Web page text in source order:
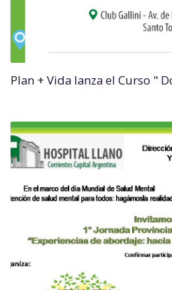
Plan + Vida lanza el Curso "